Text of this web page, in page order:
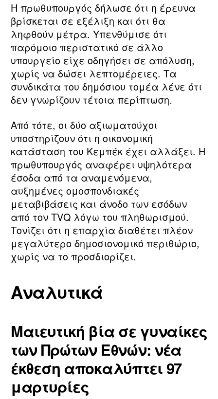
Η πρωθυπουργός δήλωσε ότι η έρευνα
βρίσκεται σε εξέλιξη και ότι θα
ληφθούν μέτρα. Υπενθύμισε ότι
παρόμοιο περιστατικό σε άλλο
υπουργείο είχε οδηγήσει σε απόλυση,
χωρίς να δώσει λεπτομέρειες. Τα
συνδικάτα του δημόσιου τομέα λένε ότι
δεν γνωρίζουν τέτοια περίπτωση.
Από τότε, οι δύο αξιωματούχοι
υποστηρίζουν ότι η οικονομική
κατάσταση του Κεμπέκ έχει αλλάξει. Η
πρωθυπουργός αναφέρει υψηλότερα
έσοδα από τα αναμενόμενα,
αυξημένες ομοσπονδιακές
μεταβιβάσεις και άνοδο των εσόδων
από τον TVQ λόγω του πληθωρισμού.
Τονίζει ότι η επαρχία διαθέτει πλέον
μεγαλύτερο δημοσιονομικό περιθώριο,
χωρίς να το προσδιορίζει.
Αναλυτικά
Μαιευτική βία σε γυναίκες
των Πρώτων Εθνών: νέα
έκθεση αποκαλύπτει 97
μαρτυρίες